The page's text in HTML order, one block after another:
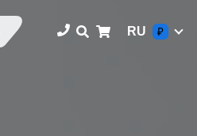
RU ₽